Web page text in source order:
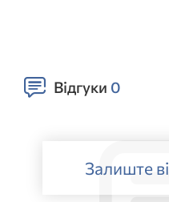
Відгуки 0
Залиште